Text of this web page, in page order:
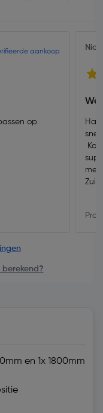
aankoop
op
snel
Zuid
berekend?
en 1x 1800mm